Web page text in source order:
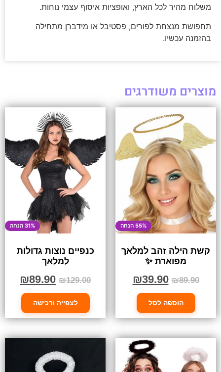
משלוח מהיר לכל הארץ, ואופציות איסוף עצמי נוחות.
תחפושת מנצחת לפורים, פסטיבל או מידברן מתחילה
בהזמנה עכשיו.
מוצרים משודרגים
55% הנחה
קשת הילה זהב למלאך
מפוארת ✨
₪89.90
₪39.90
הוספה לסל
31% הנחה
כנפיים נוצות גדולות
למלאך
₪129.00
₪89.90
לצפייה ורכישה